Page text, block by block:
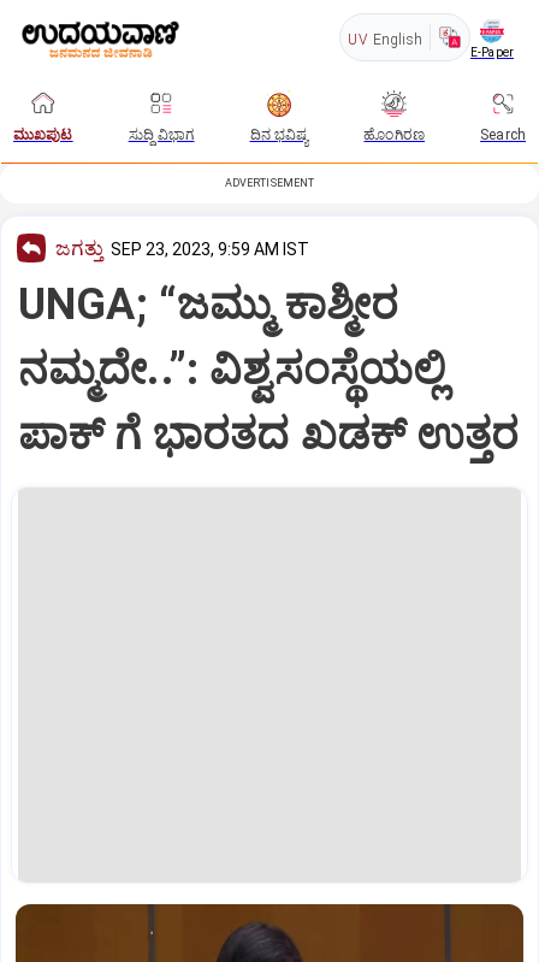
UV English
E-Paper
ಮುಖಪುಟ ಸುದ್ದಿ ವಿಭಾಗ ದಿನ ಭವಿಷ್ಯ ಹೊಂಗಿರಣ Search
ADVERTISEMENT
ಜಗತ್ತು SEP 23, 2023, 9:59 AM IST
UNGA; “ಜಮ್ಮು ಕಾಶ್ಮೀರ
ನಮ್ಮದೇ..”: ವಿಶ್ವಸಂಸ್ಥೆಯಲ್ಲಿ
ಪಾಕ್ ಗೆ ಭಾರತದ ಖಡಕ್ ಉತ್ತರ